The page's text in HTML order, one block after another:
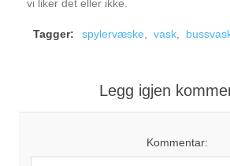
vi liker det eller ikke.
Tagger: spylervæske vask,
Legg igjen
Kommentar: